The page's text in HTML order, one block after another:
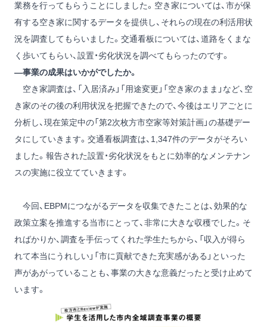
業務を行ってもらうことにしました。空き家については、市が保
有する空き家に関するデータを提供し、それらの現在の利活用状
況を調査してもらいました。交通看板については、道路をくまな
く歩いてもらい、設置・劣化状況を調べてもらったのです。
―事業の成果はいかがでしたか。
空き家調査は、「入居済み」「用途変更」「空き家のまま」など、空
き家のその後の利用状況を把握できたので、今後はエリアごとに
分析し、現在策定中の「第2次枚方市空家等対策計画」の基礎デー
タにしていきます。交通看板調査は、1,347件のデータがそろい
ました。報告された設置・劣化状況をもとに効率的なメンテナン
スの実施に役立てていきます。
今回、EBPMにつながるデータを収集できたことは、効果的な
政策立案を推進する当市にとって、非常に大きな収穫でした。そ
ればかりか、調査を手伝ってくれた学生たちから、「収入が得ら
れて本当にうれしい」「市に貢献できた充実感がある」といった
声があがっていることも、事業の大きな意義だったと受け止めて
います。